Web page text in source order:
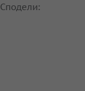
Сподели: